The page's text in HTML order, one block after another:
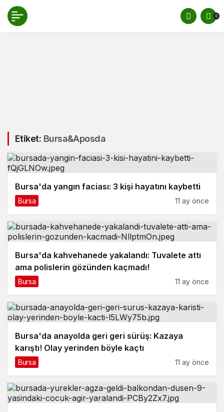
0
Etiket: Bursa&aposda
Bursa'da yangın faciası: 3 kişi hayatını kaybetti
Bursa 11 ay önce
Bursa'da kahvehanede yakalandı: Tuvalete attı
ama polislerin gözünden kaçmadı!
Bursa 11 ay önce
Bursa'da anayolda geri geri sürüş: Kazaya
karıştı! Olay yerinden böyle kaçtı
Bursa 11 ay önce